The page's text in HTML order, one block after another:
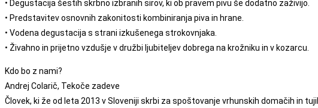
• Degustacija šestih skrbno izbranih sirov, ki ob pravem pivu še dodatno zaživijo.
• Predstavitev osnovnih zakonitosti kombiniranja piva in hrane.
• Vodena degustacija s strani izkušenega strokovnjaka.
• Živahno in prijetno vzdušje v družbi ljubiteljev dobrega na krožniku in v kozarcu.
Kdo bo z nami?
Andrej Colarič, Tekoče zadeve
Človek, ki že od leta 2013 v Sloveniji skrbi za spoštovanje vrhunskih domačih in